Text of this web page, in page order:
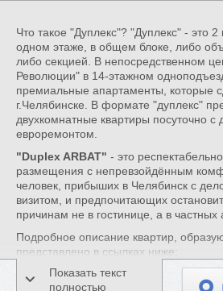
Что такое "Дуплекс"? "Дуплекс" - это
одном этаже, в общем блоке, либо
либо секцией. В непосредственном
Революции" в 14-этажном
премиальные апартаменты, которые
г.Челябинске. В формате "дуплекс"
двухкомнатные квартиры посуточно с
евроремонтом.
"Duplex ARBAT" - это
размещения с непревзойдённым
человек, прибыших в Челябинск с
визитом, и предпочитающих
причинам не в гостинице, а в частных
Подробное описание квартир,
представлено в ссылках ниже:
"Luxor" 2 комнатные
Показать текст
полностью